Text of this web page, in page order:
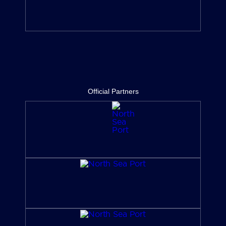
Official Partners